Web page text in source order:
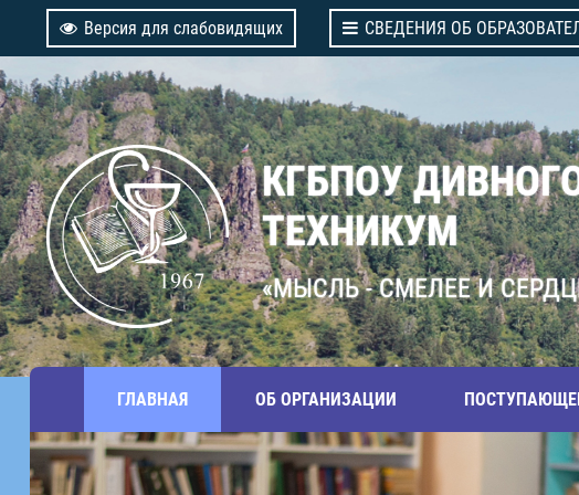
Версия для слабовидящих СВЕДЕНИЯ ОБ
КГБПОУ
ТЕХНИКУМ
«МЫСЛЬ - СМЕЛЕЕ И
ГЛАВНАЯ ОБ ОРГАНИЗАЦИИ